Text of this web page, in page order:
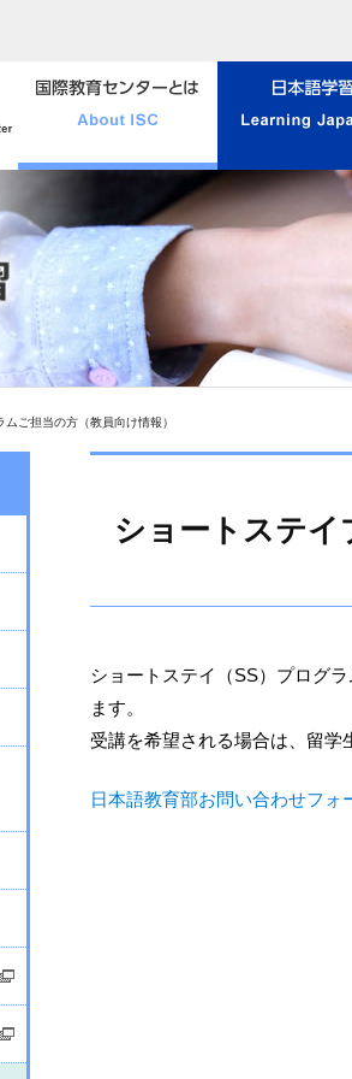
ご担当の方（教員向け情報）
ショートステイ
ショートステイ（SS）プログ
ます。
受講を希望される場合は、留学
日本語教育部お問い合わせフォ